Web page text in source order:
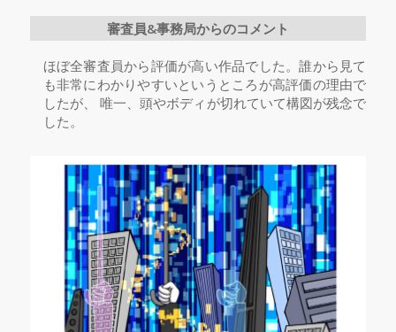
審査員&事務局からのコメント
ほぼ全審査員から評価が高い作品でした。誰から見て
も非常にわかりやすいというところが高評価の理由で
したが、 唯一、頭やボディが切れていて構図が残念で
した。